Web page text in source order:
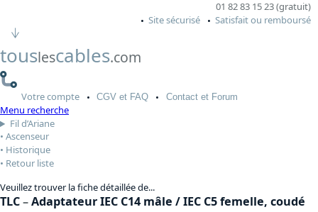
01 82 83 15 23 (gratuit)
Site sécurisé
Satisfait ou remboursé
touslescables.com
Votrecompte CGV et FAQ Contactet Forum
Menu recherche
Fil d’Ariane
Ascenseur
Historique
Retour liste
Veuillez trouver la fiche détaillée de...
TLC–Adaptateur IEC C14 mâle / IEC C5 femelle, coudé